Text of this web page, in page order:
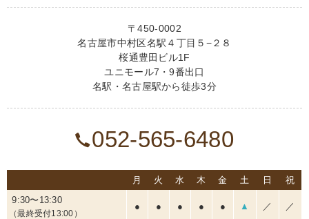
〒450-0002
名古屋市中村区名駅４丁目５−２８
桜通豊田ビル1F
ユニモール7・9番出口
名駅・名古屋駅から徒歩3分
052-565-6480
月 火 水 木 金 土 日
祝
9:30〜13:30
（最終受付13:00）
● ● ● ● ● ▲ ／ ／